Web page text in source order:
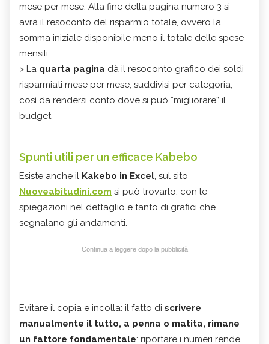
mese per mese. Alla fine della pagina numero 3 si
avrà il resoconto del risparmio totale, ovvero la
somma iniziale disponibile meno il totale delle spese
mensili;
> La quarta pagina dà il resoconto grafico dei soldi
risparmiati mese per mese, suddivisi per categoria,
così da rendersi conto dove si può “migliorare” il
budget.
Spunti utili per un efficace Kabebo
Esiste anche il Kakebo in Excel, sul sito
Nuoveabitudini.com si può trovarlo, con le
spiegazioni nel dettaglio e tanto di grafici che
segnalano gli andamenti.
Continua a leggere dopo la pubblicità
Evitare il copia e incolla: il fatto di scrivere
manualmente il tutto, a penna o matita, rimane
un fattore fondamentale: riportare i numeri rende